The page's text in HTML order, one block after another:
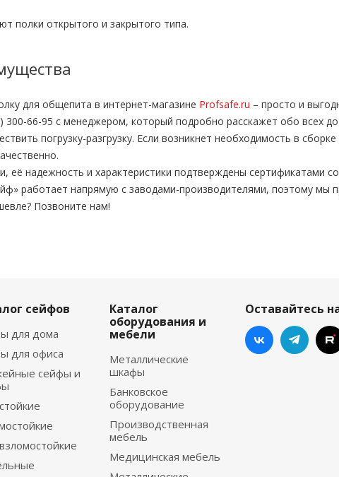
полки открытого и закрытого типа.
для общепита в интернет-магазине Profsafe.ru – просто и
300-66-95 с менеджером, который подробно расскажет обо всех
погрузку-разгрузку. Если возникнет необходимость в
её надежность и характеристики подтверждены сертификатами
работает напрямую с заводами-производителями, поэтому мы
Позвоните нам!
сейфов
для дома
для офиса
сейфы и
Каталог
оборудования и
мебели
Металлические
шкафы
Банковское
оборудование
Производственная
мебель
Медицинская мебель
Оставайтесь